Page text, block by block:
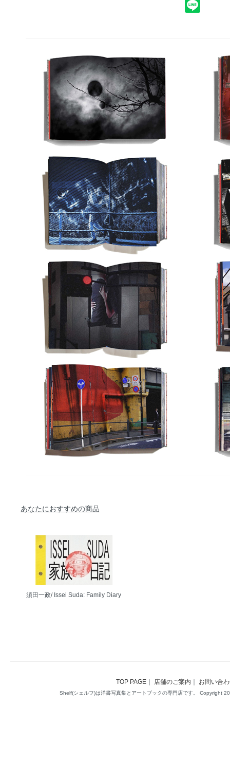
あなたにおすすめの商品
須田一政/ Issei Suda: Family Diary
TOP PAGE 店舗のご案内 お問い合
Shelf(シェルフ)は洋書写真集とアートブックの専門店です。 Copyright